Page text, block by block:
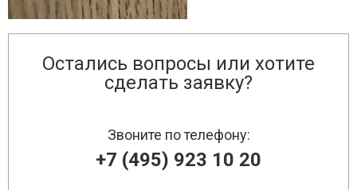
Остались вопросы или хотите
сделать заявку?
Звоните по телефону:
+7 (495) 923 10 20